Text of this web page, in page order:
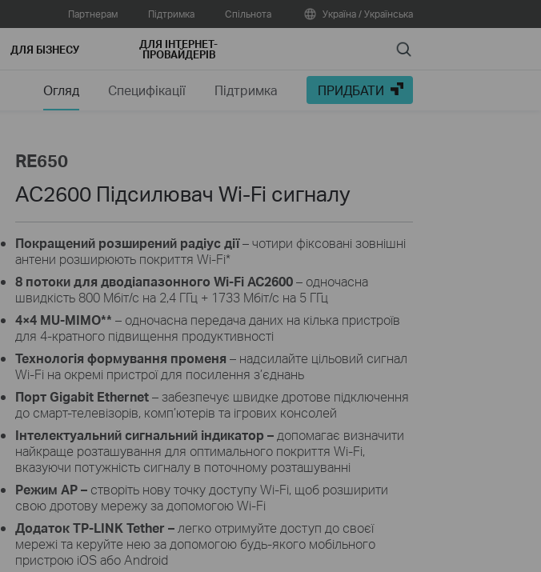
Партнерам Підтримка Спільнота Україна / Українська
ДЛЯ БIЗНЕСУ ДЛЯ ІНТЕРНЕТ-
ПРОВАЙДЕРІВ Search
Огляд Специфікації Підтримка ПРИДБАТИ
RE650
AC2600 Підсилювач Wi-Fi сигналу
Покращений розширений радіус дії– чотири фіксовані зовнішні
антени розширюють покриття Wi-Fi*
8 потоки для дводіапазонного Wi-Fi AC2600– одночасна
швидкість 800 Мбіт/с на 2,4 ГГц + 1733 Мбіт/с на 5 ГГц
4×4 MU-MIMO** – одночасна передача даних на кілька пристроїв
для 4-кратного підвищення продуктивності
Технологія формування променя – надсилайте цільовий сигнал
Wi-Fi на окремі пристрої для посилення з’єднань
Порт Gigabit Ethernet– забезпечує швидке дротове підключення
до смарт-телевізорів, комп’ютерів та ігрових консолей
Інтелектуальний сигнальний індикатор – допомагає визначити
найкраще розташування для оптимального покриття Wi-Fi,
вказуючи потужність сигналу в поточному розташуванні
Режим AP – створіть нову точку доступу Wi-Fi, щоб розширити
свою дротову мережу за допомогою Wi-Fi
Додаток TP-LINK Tether – легко отримуйте доступ до своєї
мережі та керуйте нею за допомогою будь-якого мобільного
пристрою iOS або Android